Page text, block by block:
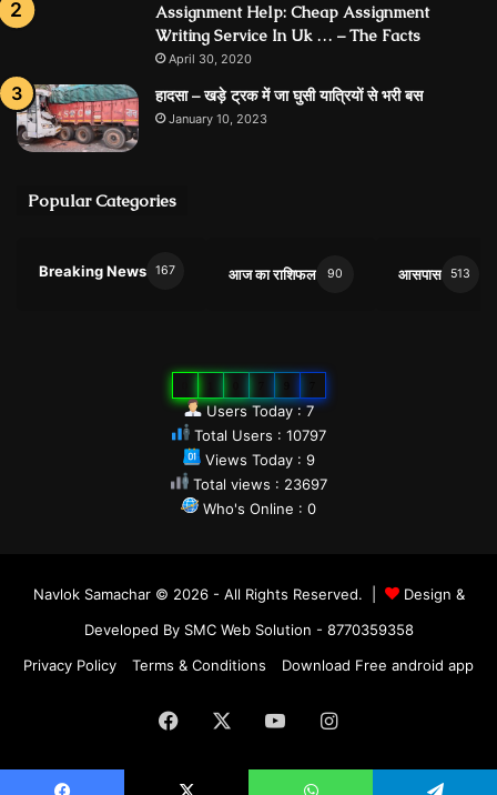
Assignment Help: Cheap Assignment
Writing Service In Uk … – The Facts
April 30, 2020
हादसा – खड़े ट्रक में जा घुसी यात्रियों से भरी बस
January 10, 2023
Popular Categories
Breaking News 167 आज का राशिफल 90 आसपास 513
Users Today : 7
Total Users : 10797
Views Today : 9
Total views : 23697
Who's Online : 0
Navlok Samachar © 2026 - All Rights Reserved. |
Design &
Developed By SMC Web Solution - 8770359358
Privacy Policy
Terms & Conditions Download Free android app
Facebook YouTubeInstagram